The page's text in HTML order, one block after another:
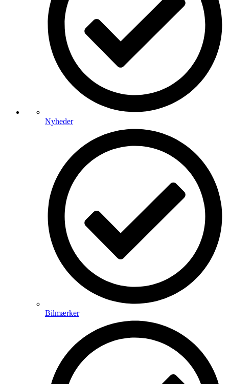
Nyheder
Bilmærker